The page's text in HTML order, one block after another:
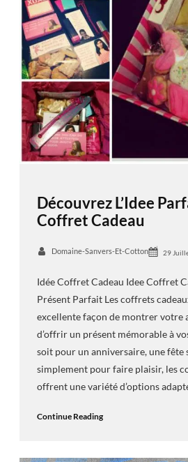
Découvrez L’Idee
Coffret Cadeau
Domaine-Sanvers-Et-Cotton 29
Idée Coffret Cadeau Idee Coffret
Présent Parfait Les coffrets
excellente façon de montrer votre
d’offrir un présent mémorable à
soit pour un anniversaire, une fête
simplement pour faire plaisir, les
offrent une variété d’options
Continue Reading